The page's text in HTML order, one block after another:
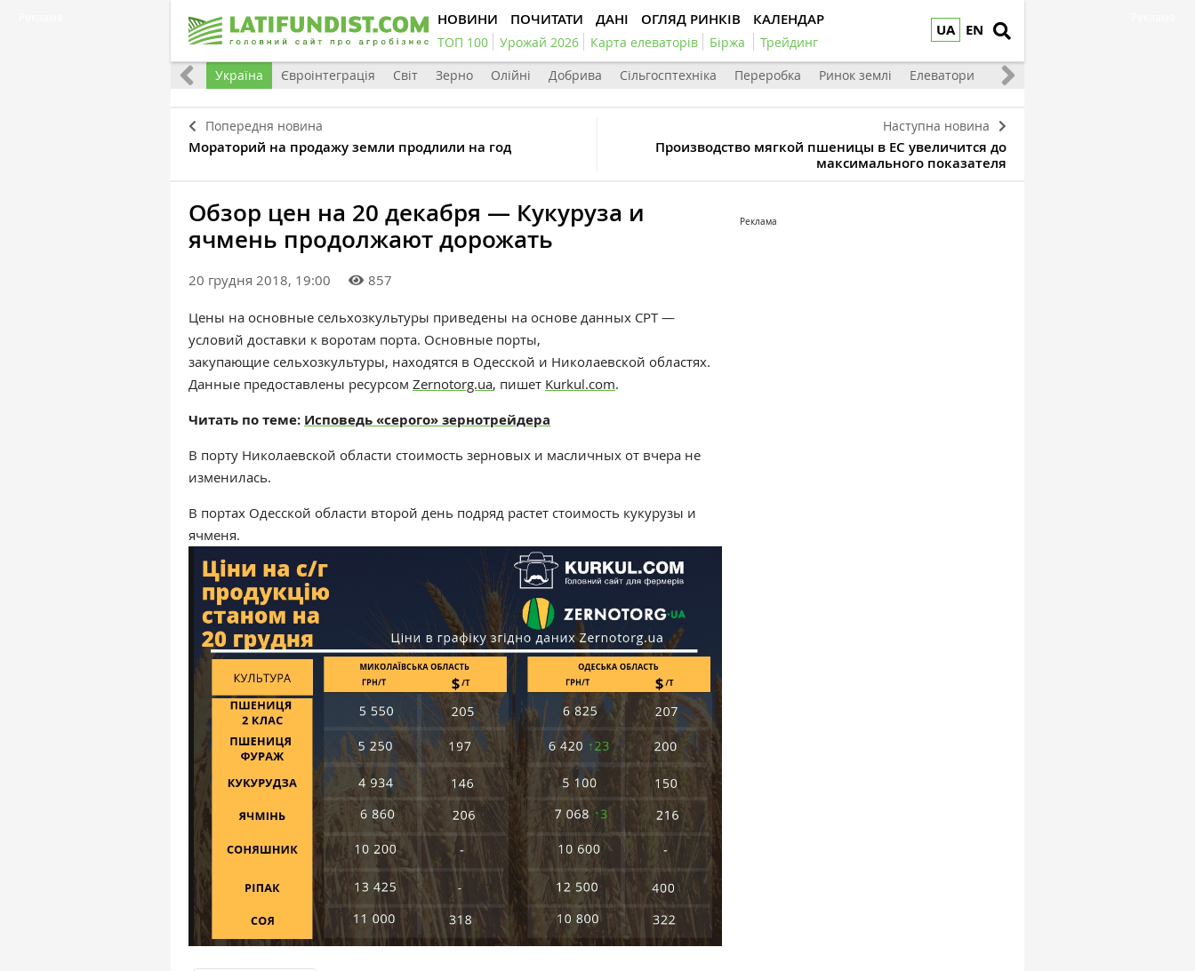
UA EN
НОВИНИ ПОЧИТАТИ ДАНІ ОГЛЯД РИНКІВ КАЛЕНДАР
ТОП 100 Урожай 2026 Карта елеваторів Біржа Трейдинг
Все Україна Євроінтеграція Світ Зерно Олійні Добрива Сільгосптехніка Переробка Ринок землі Елеватори Тваринництво
Попередня новина
Мораторий на продажу земли продлили на год
Наступна новина
Производство мягкой пшеницы в ЕС увеличится до
максимального показателя
Обзор цен на 20 декабря — Кукуруза и
ячмень продолжают дорожать
20 грудня 2018, 19:00 857
Цены на основные сельхозкультуры приведены на основе данных CPT —
условий доставки к воротам порта. Основные порты,
закупающие сельхозкультуры, находятся в Одесской и Николаевской областях.
Данные предоставлены ресурсом Zernotorg.ua, пишет Kurkul.com.
Читать по теме: Исповедь «серого» зернотрейдера
В порту Николаевской области стоимость зерновых и масличных от вчера не
изменилась.
В портах Одесской области второй день подряд растет стоимость кукурузы и
ячменя.
Реклама